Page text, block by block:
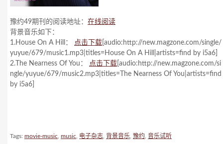
豫约49期刊的阅读地址： 在线阅读
背景音乐如下：
1.House On A Hill： 点击下载 [audio:http://new.magzone.com/single/
yuyue/679/music1.mp3|titles=House On A Hill|artists=find by i5a6]
2.The Nearness Of You： 点击下载 [audio:http://new.magzone.com/si
ngle/yuyue/679/music2.mp3|titles=The Nearness Of You|artists=find
by i5a6]
Tags: movie-music music 电子杂志 背景音乐 豫约 音乐试听